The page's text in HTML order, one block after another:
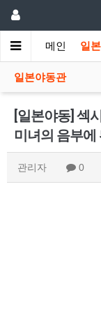
메인 일
일본야동관
[일본야동] 섹
미녀의 음부에
관리자 0